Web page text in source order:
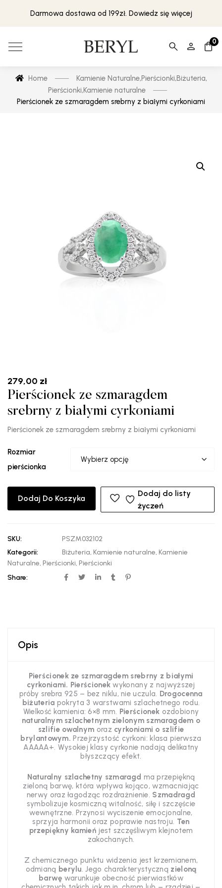
Darmowa dostawa od 199zł. Dowiedz się więcej
0
Home Kamienie Naturalne,Pierścionki,Biżuteria,
Pierścionki,Kamienie naturalne
Pierścionek ze szmaragdem srebrny z białymi cyrkoniami
279,00 zł
Pierścionek ze szmaragdem
srebrny z białymi cyrkoniami
Pierścionek ze szmaragdem srebrny z białymi cyrkoniami
Rozmiar
pierścionka
Dodaj Do Koszyka
Dodaj do listy
życzeń
SKU:
PSZM032102
Kategorii:
Biżuteria, Kamienie naturalne, Kamienie
Naturalne, Pierścionki, Pierścionki
Share:
Opis
Pierścionek ze szmaragdem srebrny z białymi
cyrkoniami. Pierścionekwykonany z najwyższej
próby srebra 925 – bez niklu, nie uczula. Drogocenna
biżuteria pokryta 3 warstwami szlachetnego rodu.
Wielkość kamienia: 6×8 mm. Pierścionek ozdobiony
naturalnym szlachetnym zielonym szmaragdem o
szlifie owalnym oraz cyrkoniami o szlifie
brylantowym.Przejrzystość cyrkoni: klasa pierwsza
AAAAA+. Wysokiej klasy cyrkonie nadają delikatny
błyszczący efekt.
Naturalny szlachetny szmaragd ma przepiękną
zieloną barwę, która wpływa kojąco, wzmacniając
nerwy oraz łagodząc rozdrażnienie. Szmadragd
symbolizuje kosmiczną witalność, siłę i szczęście
wewnętrzne. Przynosi wyciszenie emocjonalne,
sprzyja harmonii oraz poprawie nastroju. Ten
przepiękny kamień jest szczęśliwym klejnotem
zakochanych.
Z chemicznego punktu widzenia jest krzemianem,
odmianą berylu. Jego charakterystyczną zieloną
barwę warunkuje obecnośćpierwiastków